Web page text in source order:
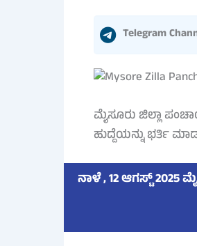
Telegram
ಮೈಸೂರು ಜಿಲ್ಲಾ
ಹುದ್ದೆಯನ್ನು ಭರ್ತಿ
ನಾಳೆ , 12 ಆಗಸ್ಟ್